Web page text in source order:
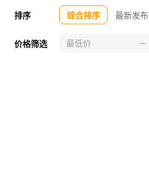
排序 综合排序 最新发布
价格筛选